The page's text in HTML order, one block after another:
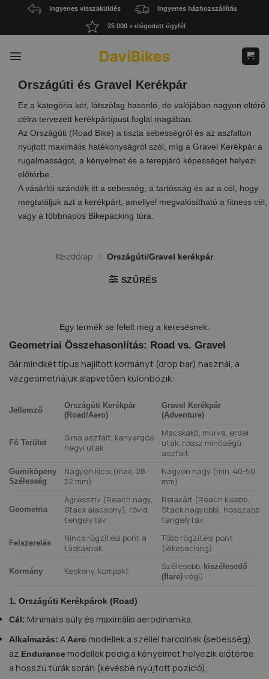
content
Ingyenes visszaküldés Ingyenes házhozszállítás
25 000 + elégedett ügyfél
Országúti és Gravel Kerékpár
Ez a kategória két, látszólag hasonló, de valójában nagyon eltérő
célra tervezett kerékpártípust foglal magában.
Az Országúti (Road Bike) a tiszta sebességről és az aszfalton
nyújtott maximális hatékonyságról szól, míg a Gravel Kerékpár a
rugalmasságot, a kényelmet és a terepjáró képességet helyezi
előtérbe.
A vásárlói szándék itt a sebesség, a tartósság és az a cél, hogy
megtaláljuk azt a kerékpárt, amellyel megvalósítható a fitness cél,
vagy a többnapos Bikepacking túra.
Kezdőlap / Országúti/Gravel kerékpár
SZŰRÉS
Egy termék se felelt meg a keresésnek.
Geometriai Összehasonlítás: Road vs. Gravel
Bár mindkét típus hajlított kormányt (drop bar) használ, a
vázgeometriájuk alapvetően különbözik:
Jellemző
Országúti Kerékpár
(Road/Aero)
Gravel Kerékpár
(Adventure)
Fő Terület
Sima aszfalt, kanyargós
hegyi utak
Macskakő, murva, erdei
utak, rossz minőségű
aszfalt
Gumiköpeny
Szélesség
Nagyon kicsi (max. 28-
32 mm)
Nagyon nagy (min. 40-50
mm)
Geometria
Agresszív (Reach nagy,
Stack alacsony), rövid
tengelytáv
Relaxált (Reach kisebb,
Stack nagyobb), hosszabb
tengelytáv
Felszerelés
Nincs rögzítési pont a
táskáknak
Több rögzítési pont
(Bikepacking)
Kormány Keskeny, kompakt Szélesebb, kiszélesedő
(flare) végű
1. Országúti Kerékpárok (Road)
Cél: Minimális súly és maximális aerodinamika.
Alkalmazás: A Aero modellek a széllel harcolnak (sebesség),
az Endurance modellek pedig a kényelmet helyezik előtérbe
a hosszú túrák során (kevésbé nyújtott pozíció).